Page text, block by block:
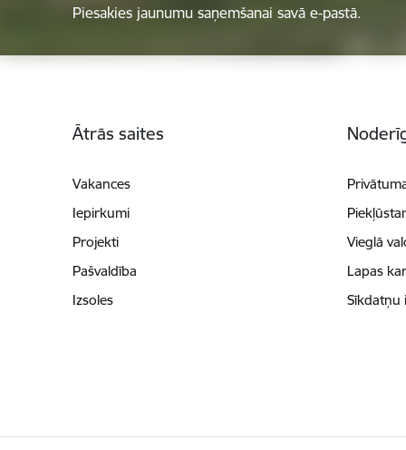
Piesakies jaunumu saņemšanai savā e-pastā.
Ātrās saites
Vakances
Iepirkumi
Projekti
Pašvaldība
Izsoles
Vieglā
Lapas
Sīkdatņu